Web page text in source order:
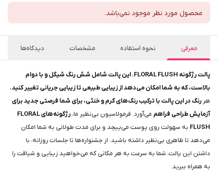
محصول مورد نظر موجود نمی‌باشد.
معرفی نحوه استفاده مشخصات دیدگاه‌ها
پالت رژگونه FLORAL FLUSH. این پالت شامل شش رنگ شیگل و با دوام
بالاست، که به شما امکان می‌دهد از زیبایی طبیعی تا زیبایی جریانی تغییر کنید.
هر رنگ در این پالت با ترکیب رنگ‌های گرم و خنثی، برای شما فرصتی جدید برای
آزمایش طراحی فراهم می‌آورد. فرمولاسیون بی‌نظیر ما،
رژگونه‌های FLORAL
FLUSH به سهولت روی پوست می‌پیچد و برای مدت طولانی به شما امکان
می‌دهد تا ظاهری بی‌نظیر داشته باشید. از جشنواره‌ها تا جلسات روزانه، با
داشتن این پالت، شما به سرعت به هر مکانی که می‌خواهید زیبایی و شیاقت را
به همراه ببرید.